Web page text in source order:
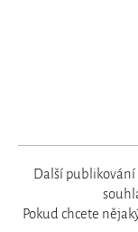
Další publikování
Pokud chcete